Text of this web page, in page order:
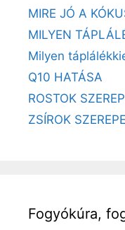
MIRE JÓ A
MILYEN
Milyen
Q10 HATÁSA
ROSTOK
ZSÍROK
Fogyókúra,